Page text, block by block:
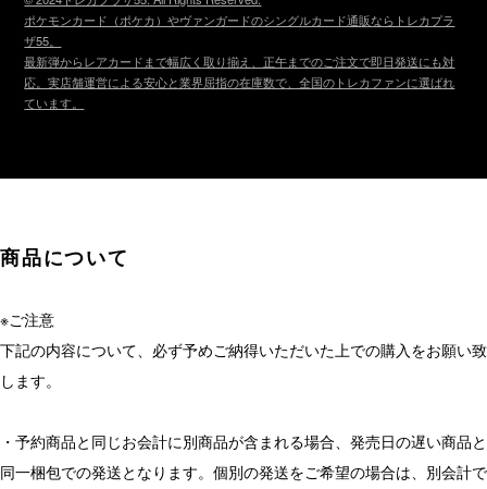
ポケモンカード（ポケカ）やヴァンガードのシングルカード通販ならトレカプラ
ザ55。
最新弾からレアカードまで幅広く取り揃え、正午までのご注文で即日発送にも対
応。実店舗運営による安心と業界屈指の在庫数で、全国のトレカファンに選ばれ
ています。
商品について
※ご注意
下記の内容について、必ず予めご納得いただいた上での購入をお願い致
します。
・予約商品と同じお会計に別商品が含まれる場合、発売日の遅い商品と
同一梱包での発送となります。個別の発送をご希望の場合は、別会計で